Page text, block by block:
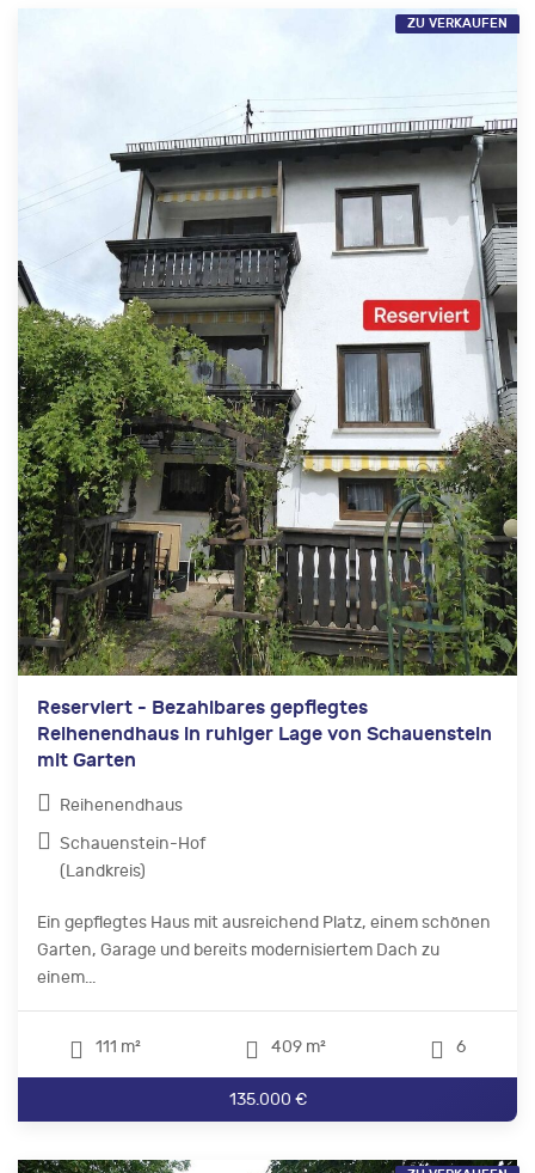
Reserviert - Bezahlbares gepflegtes
Reihenendhaus in ruhiger Lage von Schauenstein
mit Garten
Reihenendhaus
Schauenstein-Hof
(Landkreis)
Ein gepflegtes Haus mit ausreichend Platz, einem schönen
Garten, Garage und bereits modernisiertem Dach zu
einem...
111 m² 409 m² 6
135.000 €
ZU VERKAUFEN